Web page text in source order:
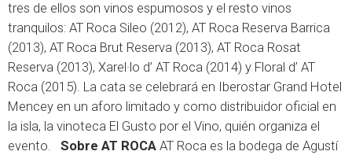
tres de ellos son vinos espumosos y el resto vinos
tranquilos: AT Roca Sileo (2012), AT Roca Reserva Barrica
(2013), AT Roca Brut Reserva (2013), AT Roca Rosat
Reserva (2013), Xarel·lo d’ AT Roca (2014) y Floral d’ AT
Roca (2015). La cata se celebrará en Iberostar Grand Hotel
Mencey en un aforo limitado y como distribuidor oficial en
la isla, la vinoteca El Gusto por el Vino, quién organiza el
evento. Sobre AT ROCA AT Roca es la bodega de Agustí